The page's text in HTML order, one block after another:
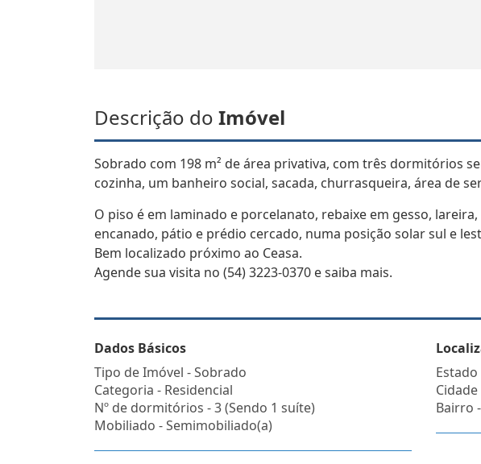
Descrição do Imóvel
Sobrado com 198 m² de área privativa, com três dormitórios
cozinha, um banheiro social, sacada, churrasqueira, área de
O piso é em laminado e porcelanato, rebaixe em gesso,
encanado, pátio e prédio cercado, numa posição solar sul e
Bem localizado próximo ao Ceasa.
Agende sua visita no (54) 3223-0370 e saiba mais.
Dados Básicos
Tipo de Imóvel - Sobrado
Categoria - Residencial
Nº de dormitórios - 3 (Sendo 1 suíte)
Mobiliado - Semimobiliado(a)
Estado
Cidade
Bairro -